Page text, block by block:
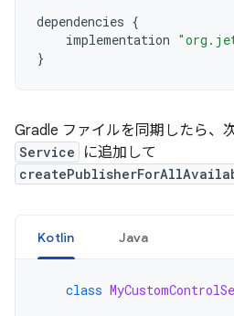
dependencies {
implementation
}
Gradle ファイルを同期したら、
Service に追加して
Kotlin Java
class